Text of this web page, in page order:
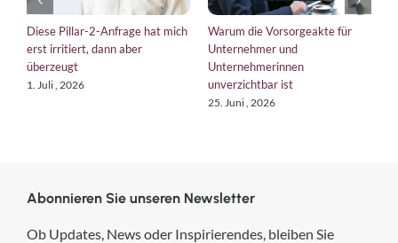
Pillar-2-Anfrage hat mich
dann aber
2026
Warum die Vorsorgeakte für
Unternehmer und
Unternehmerinnen
unverzichtbar ist
25. Juni , 2026
EU-
Abonnieren Sie unseren Newsletter
Ob Updates, News oder Inspirierendes, bleiben Sie